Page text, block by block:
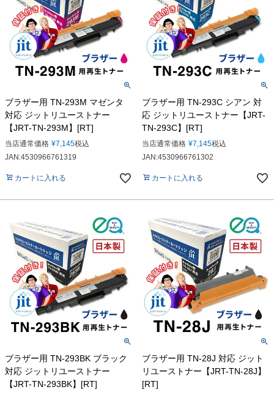
ブラザー用 TN-293M マゼンタ
対応 ジットリユーストナー
【JRT-TN-293M】[RT]
当店通常価格 ¥7,145税込
JAN:4530966761319
カートに入れる
ブラザー用 TN-293C シアン 対
応 ジットリユーストナー【JRT-
TN-293C】[RT]
当店通常価格 ¥7,145税込
JAN:4530966761302
カートに入れる
ブラザー用 TN-293BK ブラック
対応 ジットリユーストナー
【JRT-TN-293BK】[RT]
ブラザー用 TN-28J 対応 ジット
リユーストナー【JRT-TN-28J】
[RT]